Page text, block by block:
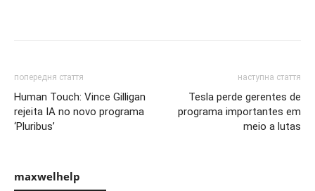
попередня стаття
Human Touch: Vince Gilligan
rejeita IA no novo programa
‘Pluribus’
наступна стаття
Tesla perde gerentes de
programa importantes em
meio a lutas
maxwelhelp